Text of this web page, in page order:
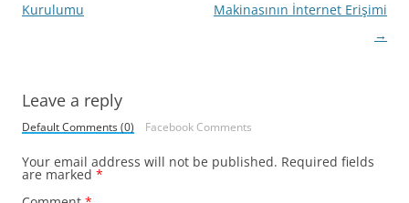
Kurulumu
Makinasının İnternet Erişimi
→
Leave a reply
Default Comments (0) Facebook Comments
Your email address will not be published. Required fields
are marked *